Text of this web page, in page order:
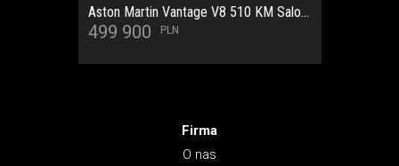
Seat Leon Cupra 2.0 TSI DSG 290 KM SalonPL/Serwisowany/Beats Audio/DCC/ACC/Apple/Android/Ambiente/Virtual Cockpit/Panorama/Bezwypadkowy
87 900
Firma
O nas